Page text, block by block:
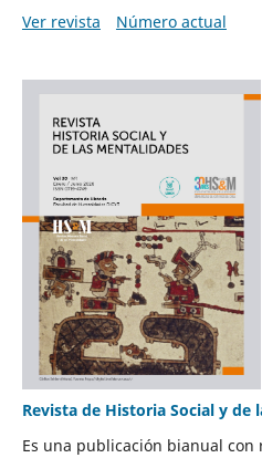
Ver revista
Número actual
Revista de Historia Social y de
Es una publicación bianual